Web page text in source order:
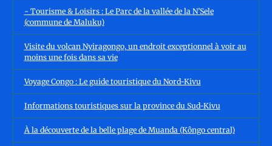
- Tourisme & Loisirs : Le Parc de la vallée de la N’Sele
(commune de Maluku)
Visite du volcan Nyiragongo, un endroit exceptionnel à voir au
moins une fois dans sa vie
Voyage Congo : Le guide touristique du Nord-Kivu
Informations touristiques sur la province du Sud-Kivu
À la découverte de la belle plage de Muanda (Kôngo central)